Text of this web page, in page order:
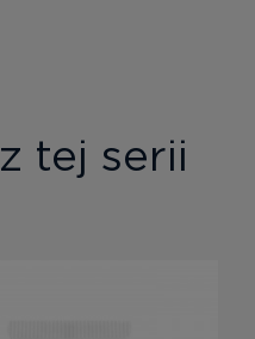
z tej serii